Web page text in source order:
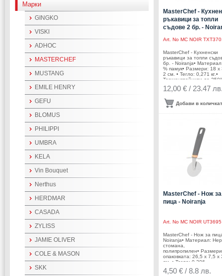
MasterChef -
ръкавици за топли
съдове 2 бр. -
Art. No MC NOIR
MasterChef - Кухненски
ръкавици за топли
бр. - Noiranja•
% памук• Размери: 18 х
2 см. • Тегло: 0,271 кг.•
Термоустойчиви до
Машинно пране до
40°СПроизводител:
MasterChef и MasterChef
лого са запазена
12,00 € / 23.47
Добави в
MasterChef - Нож за
пица - Noiranja
Art. No MC NOIR UT3695
MasterChef - Нож за
Noiranja• Материал:
стомана,
полипропилен•
опаковката: 26,5 х 7,5 х
см. • Тегло: 0,206
кг.Производител: Arovo
Нидерландия
4,50 € / 8.8 лв.
Марки
GINGKO
VISKI
ADHOC
MASTERCHEF
MUSTANG
EMILE HENRY
GEFU
BLOMUS
PHILIPPI
UMBRA
KELA
Vin Bouquet
Nerthus
HERDMAR
CASADA
ZYLISS
JAMIE OLIVER
COLE & MASON
SKK